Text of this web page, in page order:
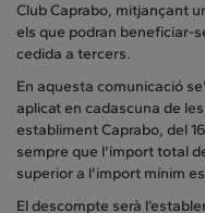
Club Caprabo, mitjançant
els que podran beneficiar-
cedida a tercers.
En aquesta comunicació
aplicat en cadascuna de
establiment Caprabo, del
sempre que l'import total
superior a l'import mínim
El descompte serà